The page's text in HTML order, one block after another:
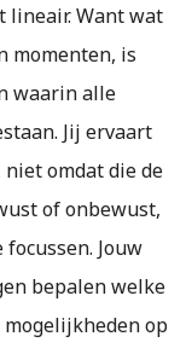
Want wat
momenten, is
waarin alle
Jij ervaart
omdat die de
of onbewust,
Jouw
bepalen welke
op